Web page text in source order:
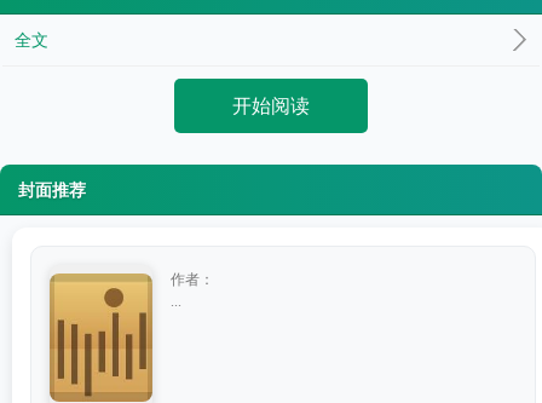
全文
开始阅读
封面推荐
作者：